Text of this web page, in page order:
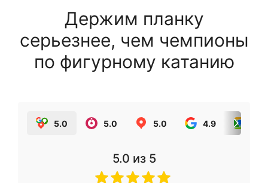
Держим планку
серьезнее, чем чемпионы
по фигурному катанию
5.0 5.0 5.0 4.9
5.0 из 5